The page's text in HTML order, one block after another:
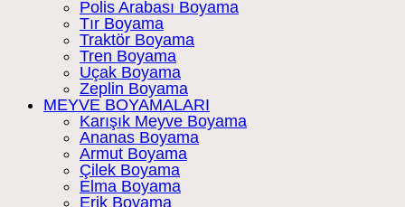
Polis Arabası Boyama
Tır Boyama
Traktör Boyama
Tren Boyama
Uçak Boyama
Zeplin Boyama
MEYVE BOYAMALARI
Karışık Meyve Boyama
Ananas Boyama
Armut Boyama
Çilek Boyama
Elma Boyama
Erik Boyama